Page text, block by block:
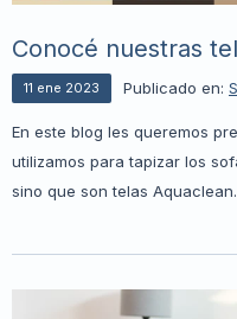
Conocé nuestras
11 ene 2023 Publicado en:
En este blog les queremos
utilizamos para tapizar los
sino que son telas Aquaclean.